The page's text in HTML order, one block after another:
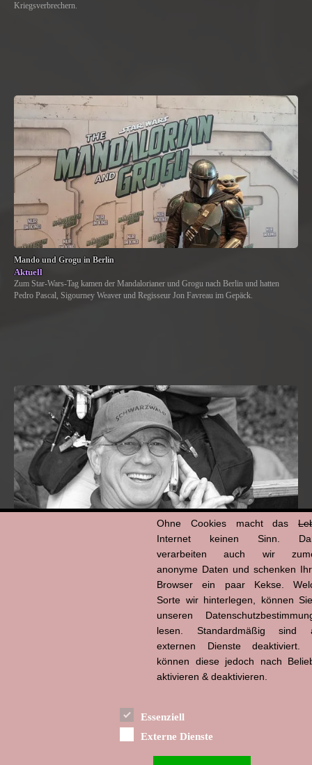
Kriegsverbrechern.
Mando und Grogu in Berlin
Aktuell
Zum Star-Wars-Tag kamen der Mandalorianer und Grogu nach Berlin und hatten
Pedro Pascal, Sigourney Weaver und Regisseur Jon Favreau im Gepäck.
Ohne Cookies macht das
Internet keinen Sinn.
verarbeiten auch wir
anonyme Daten und schenken
Browser ein paar Kekse.
Sorte wir hinterlegen, können
unseren
lesen. Standardmäßig sind
externen Dienste deaktiviert.
können diese jedoch nach
aktivieren & deaktivieren.
Essenziell
Externe Dienste